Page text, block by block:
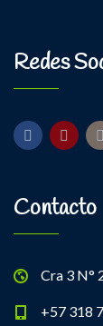
Redes
Contacto
Cra 3 N°
+57 318